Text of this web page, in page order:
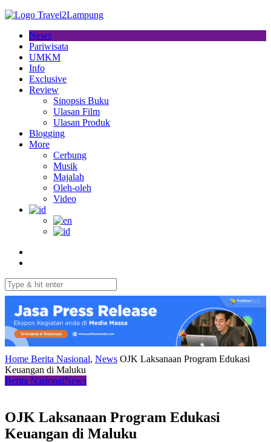
News
Pariwisata
UMKM
Info
Exclusive
Review
Sinopsis Buku
Ulasan Film
Ulasan Produk
Blogging
More
Cerbung
Musik
Majalah
Oleh-oleh
Video
Home Berita Nasional, News OJK Laksanaan Program Edukasi
Keuangan di Maluku
Berita NasionalNews
OJK Laksanaan Program Edukasi
Keuangan di Maluku